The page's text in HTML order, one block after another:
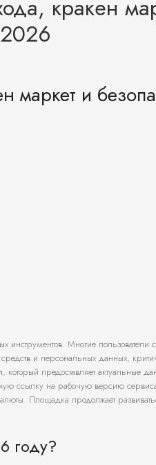
кракен
маркет и
инструментов. Многие пользователи
и персональных данных,
, который предоставляет актуальные
ссылку на рабочую версию
Площадка продолжает
году?